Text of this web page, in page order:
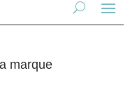
marque